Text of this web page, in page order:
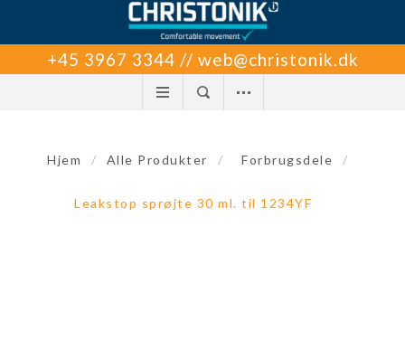
+45 3967 3344 // web@christonik.dk
Hjem / Alle Produkter / Forbrugsdele /
Leakstop sprøjte 30 ml. til 1234YF